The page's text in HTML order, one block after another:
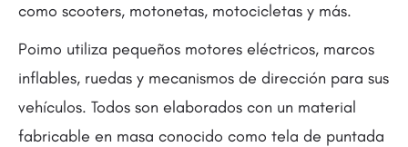
como scooters, motonetas, motocicletas y más.
Poimo utiliza pequeños motores eléctricos, marcos
inflables, ruedas y mecanismos de dirección para sus
vehículos. Todos son elaborados con un material
fabricable en masa conocido como tela de puntada